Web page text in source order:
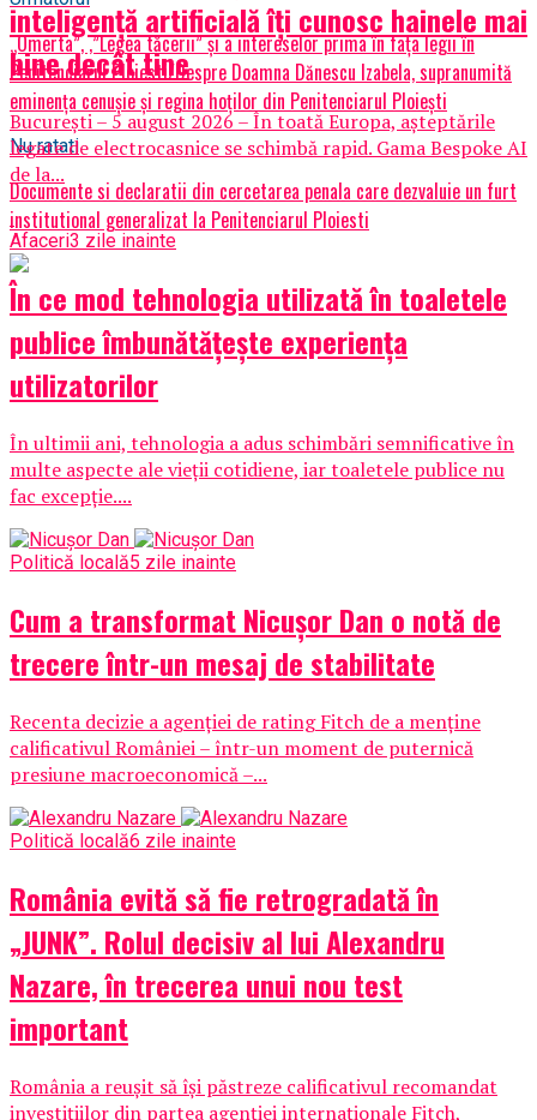
„Omerta”, ,”Legea tăcerii” și a intereselor prima în fața legii în
Penitenciarul Ploiesti/Despre Doamna Dănescu Izabela, supranumită
eminența cenușie și regina hoților din Penitenciarul Ploiești
Nu ratati
Documente si declaratii din cercetarea penala care dezvaluie un furt
institutional generalizat la Penitenciarul Ploiesti
inteligență artificială îți cunosc hainele mai
bine decât tine
București – 5 august 2026 – În toată Europa, așteptările
legate de electrocasnice se schimbă rapid. Gama Bespoke AI
de la...
Afaceri3 zile inainte
În ce mod tehnologia utilizată în toaletele
publice îmbunătățește experiența
utilizatorilor
În ultimii ani, tehnologia a adus schimbări semnificative în
multe aspecte ale vieții cotidiene, iar toaletele publice nu
fac excepție....
Politică locală5 zile inainte
Cum a transformat Nicușor Dan o notă de
trecere într-un mesaj de stabilitate
Recenta decizie a agenției de rating Fitch de a menține
calificativul României – într-un moment de puternică
presiune macroeconomică –...
Politică locală6 zile inainte
România evită să fie retrogradată în
„JUNK”. Rolul decisiv al lui Alexandru
Nazare, în trecerea unui nou test
important
România a reușit să își păstreze calificativul recomandat
investițiilor din partea agenției internaționale Fitch,